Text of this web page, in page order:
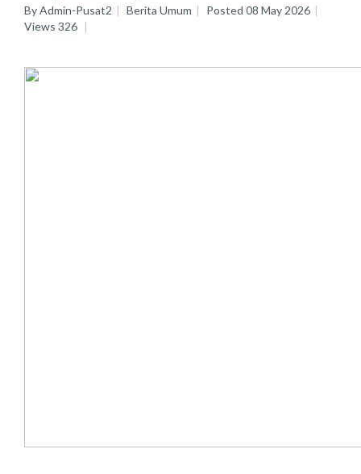
ByAdmin-Pusat2 Berita Umum Posted 08 May 2026
Views 326